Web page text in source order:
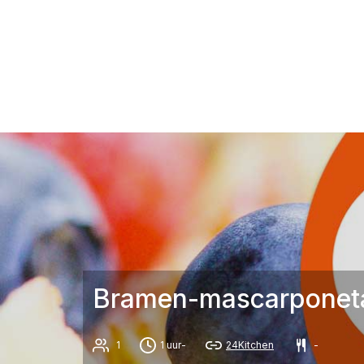
Bramen-
1 1 uur- 24Kitchen -